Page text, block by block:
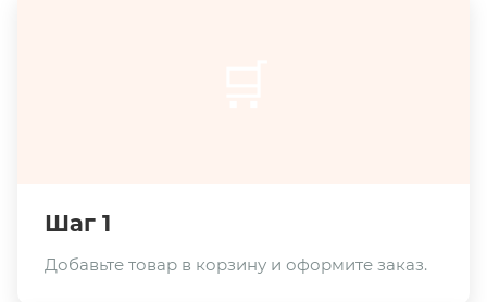
Шаг 1
Добавьте товар в корзину и оформите заказ.